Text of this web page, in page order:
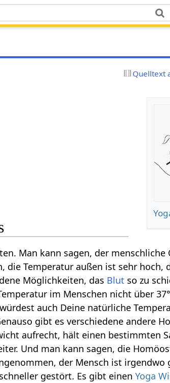
Quelltext
Man kann sagen, der
Temperatur außen ist sehr hoch,
Möglichkeiten, das Blut so zu
im Menschen nicht über
auch Deine natürliche
gibt es verschiedene andere
aufrecht, hält einen bestimmten
Und man kann sagen, die
der Mensch ist irgendwo
gestört. Es gibt einenYoga